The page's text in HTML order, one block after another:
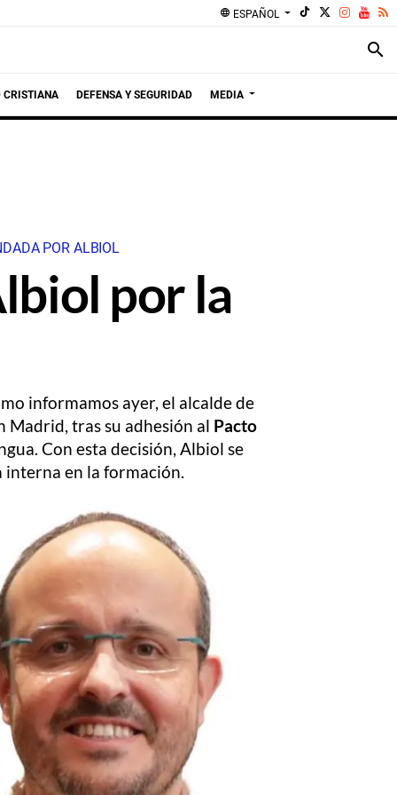
language ESPAÑOL
search
CRISTIANA DEFENSA Y SEGURIDAD MEDIA
POR ALBIOL
por la
informamos ayer, el alcalde de
Madrid, tras su adhesión al Pacto
Con esta decisión, Albiol se
interna en la formación.